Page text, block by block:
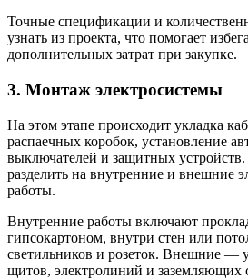
Точные спецификации и
узнать из проекта, что помогает
дополнительных затрат при закупке.
3. Монтаж электросистемы
На этом этапе происходит укладка
распаечных коробок, установление
выключателей и защитных
разделить на внутренние и внешние
работы.
Внутренние работы включают
гипсокартоном, внутри стен или
светильников и розеток. Внешние —
щитов, электролиний и заземляющих